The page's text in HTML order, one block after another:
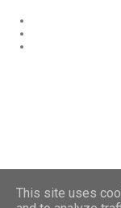
This site uses